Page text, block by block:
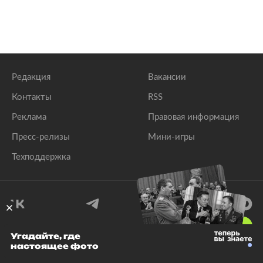
Редакция
Контакты
Реклама
Пресс-релизы
Техподдержка
Вакансии
RSS
Правовая информация
Мини-игры
© 1999–2026 Все права защищены.
Угадайте, где
настоящее фото